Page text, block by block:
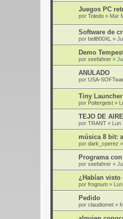
Juegos PC
por Toledo » Mar
Software de
por bell800XL »
Demo
por seefahrer »
ANULADO
por USA-
Tiny
por Poltergeist »
TEJO DE AIRE
por TRANT » Lun
música 8 bit:
por dark_cperez »
Programa
por seefahrer »
¿Habían visto
por frognum »
Pedido
por claudiomet »